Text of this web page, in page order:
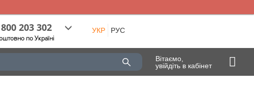
203 302
по Україні
УКР РУС
Вітаємо,
увійдіть в кабінет